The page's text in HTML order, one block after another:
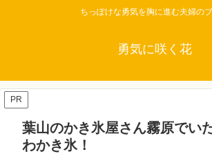
ちっぽけな勇気を胸に進む夫婦の
勇気に咲く花
PR
葉山のかき氷屋さん霧原でい
わかき氷！